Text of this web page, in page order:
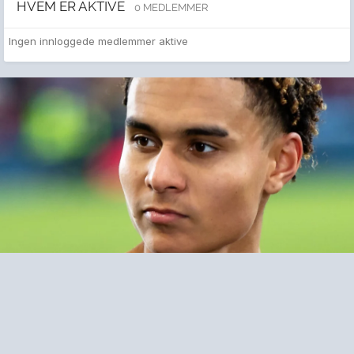
HVEM ER AKTIVE 0 MEDLEMMER
Ingen innloggede medlemmer aktive